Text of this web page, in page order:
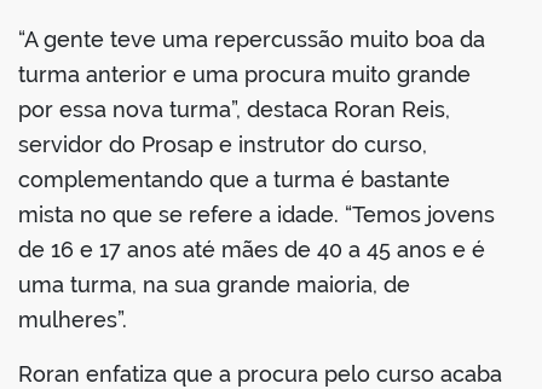
“A gente teve uma repercussão muito boa da
turma anterior e uma procura muito grande
por essa nova turma”, destaca Roran Reis,
servidor do Prosap e instrutor do curso,
complementando que a turma é bastante
mista no que se refere a idade. “Temos jovens
de 16 e 17 anos até mães de 40 a 45 anos e é
uma turma, na sua grande maioria, de
mulheres”.
Roran enfatiza que a procura pelo curso acaba